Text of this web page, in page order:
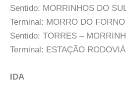
Sentido: MORRINHOS DO
Terminal: MORRO DO
Sentido: TORRES –
Terminal: ESTAÇÃO
IDA